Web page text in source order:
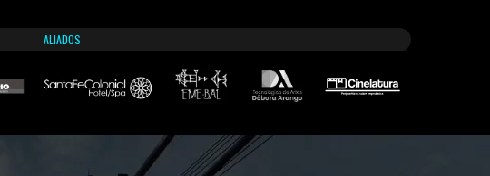
ALIADOS